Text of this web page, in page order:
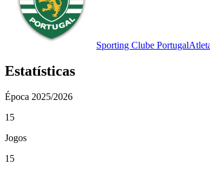
Sporting Clube Portugal
Estatísticas
Época 2025/2026
15
Jogos
15